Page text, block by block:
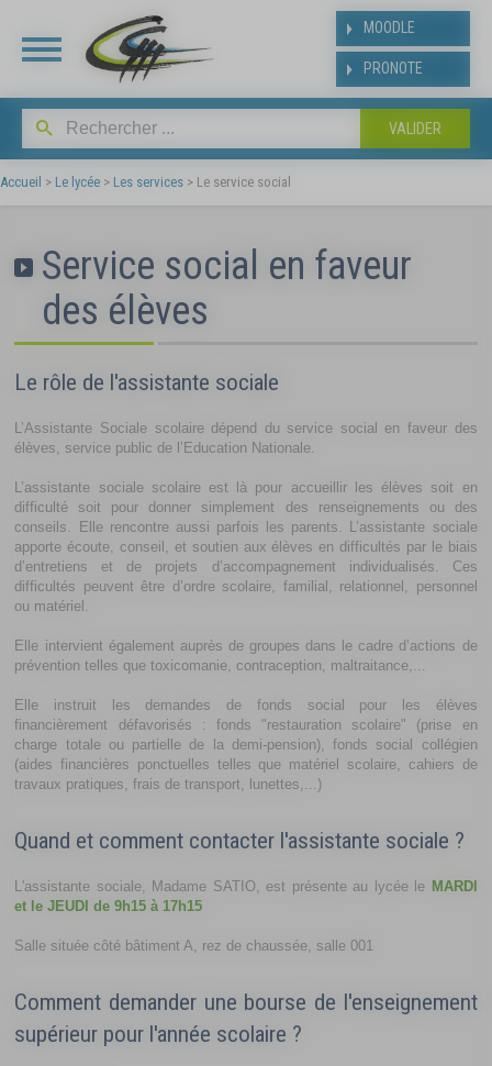
MOODLE
PRONOTE
Accueil > Le lycée > Les services > Le service social
Service social en faveur
des élèves
Le rôle de l'assistante sociale
L’Assistante Sociale scolaire dépend du service social en faveur des
élèves, service public de l’Education Nationale.
L’assistante sociale scolaire est là pour accueillir les élèves soit en
difficulté soit pour donner simplement des renseignements ou des
conseils. Elle rencontre aussi parfois les parents. L’assistante sociale
apporte écoute, conseil, et soutien aux élèves en difficultés par le biais
d’entretiens et de projets d’accompagnement individualisés. Ces
difficultés peuvent être d’ordre scolaire, familial, relationnel, personnel
ou matériel.
Elle intervient également auprès de groupes dans le cadre d’actions de
prévention telles que toxicomanie, contraception, maltraitance,...
Elle instruit les demandes de fonds social pour les élèves
financièrement défavorisés : fonds "restauration scolaire" (prise en
charge totale ou partielle de la demi-pension), fonds social collégien
(aides financières ponctuelles telles que matériel scolaire, cahiers de
travaux pratiques, frais de transport, lunettes,...)
Quand et comment contacter l'assistante sociale ?
L'assistante sociale, Madame SATIO, est présente au lycée le MARDI
et le JEUDI de 9h15 à 17h15
Salle située côté bâtiment A, rez de chaussée, salle 001
Comment demander une bourse de l'enseignement
supérieur pour l'année scolaire ?
BAC
Suite aux résultats de
affecté(e) dans notre
https://